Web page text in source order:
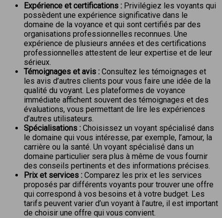
Expérience et certifications : Privilégiez les voyants qui
possèdent une expérience significative dans le
domaine de la voyance et qui sont certifiés par des
organisations professionnelles reconnues. Une
expérience de plusieurs années et des certifications
professionnelles attestent de leur expertise et de leur
sérieux.
Témoignages et avis : Consultez les témoignages et
les avis d’autres clients pour vous faire une idée de la
qualité du voyant. Les plateformes de voyance
immédiate affichent souvent des témoignages et des
évaluations, vous permettant de lire les expériences
d’autres utilisateurs.
Spécialisations : Choisissez un voyant spécialisé dans
le domaine qui vous intéresse, par exemple, l’amour, la
carrière ou la santé. Un voyant spécialisé dans un
domaine particulier sera plus à même de vous fournir
des conseils pertinents et des informations précises.
Prix et services : Comparez les prix et les services
proposés par différents voyants pour trouver une offre
qui correspond à vos besoins et à votre budget. Les
tarifs peuvent varier d’un voyant à l’autre, il est important
de choisir une offre qui vous convient.